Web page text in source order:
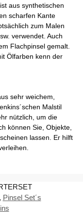
aus synthetischen
scharfen Kante
zum Malen
verwendet. Auch
Flachpinsel gemalt.
Ölfarben kenn der
sehr weichem,
Malstil
nützlich, um die
können Sie, Objekte,
lassen. Er hilft
Pinsel Set´s